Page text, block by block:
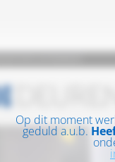
Op dit moment
geduld a.u.b.